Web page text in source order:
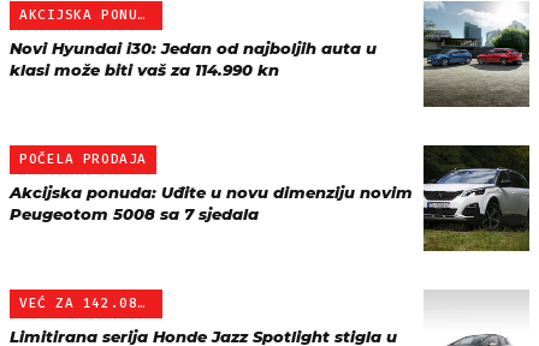
AKCIJSKA PONUDA FINANCIR…
Novi Hyundai i30: Jedan od najboljih auta u
klasi može biti vaš za 114.990 kn
POČELA PRODAJA
Akcijska ponuda: Uđite u novu dimenziju novim
Peugeotom 5008 sa 7 sjedala
VEĆ ZA 142.080 KN
Limitirana serija Honde Jazz Spotlight stigla u